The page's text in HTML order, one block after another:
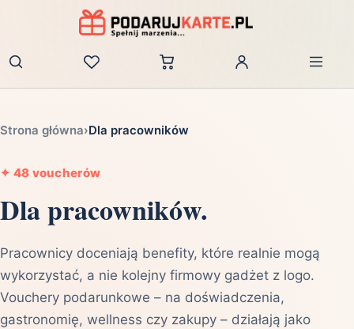
Zaloguj
Strona główna›Dla pracowników
✦ 48 voucherów
Dla pracowników.
Pracownicy doceniają benefity, które realnie mogą
wykorzystać, a nie kolejny firmowy gadżet z logo.
Vouchery podarunkowe – na doświadczenia,
gastronomię, wellness czy zakupy – działają jako